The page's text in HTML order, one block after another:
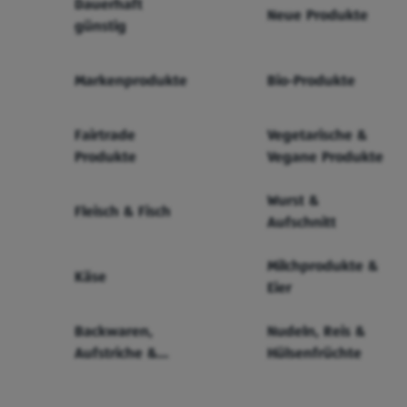
günstig
Neue Produkte
Markenprodukte Bio-Produkte
Fairtrade
Produkte
Vegetarische &
Vegane Produkte
Fleisch & Fisch
Wurst &
Aufschnitt
Käse
Milchprodukte &
Eier
Backwaren,
Aufstriche &
Nudeln, Reis &
Hülsenfrüchte